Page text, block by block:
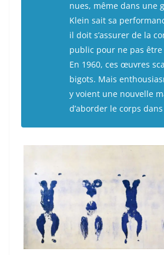
nues, même dans une
Klein sait sa
il doit s’assurer de la
public pour ne pas
En 1960, ces œuvres
bigots. Mais
y voient une nouvelle
d’aborder le corps dans